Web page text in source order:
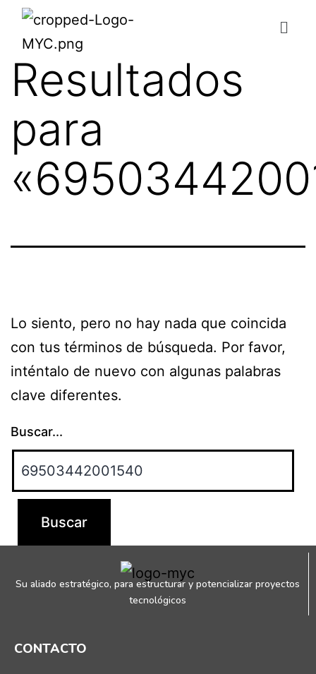
Resultados
para
«
Lo siento, pero no hay nada que coincida
con tus términos de búsqueda. Por favor,
inténtalo de nuevo con algunas palabras
clave diferentes.
Buscar...
Su aliado estratégico, para estructurar y potencializar proyectos
tecnológicos
CONTACTO